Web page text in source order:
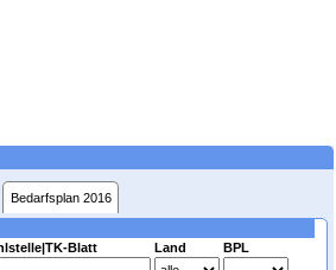
Bedarfsplan 2016
Blatt Land BPL